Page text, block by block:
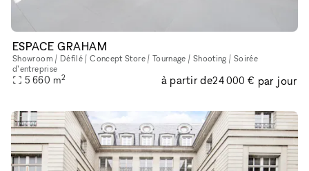
ESPACE GRAHAM
Showroom / Défilé / Concept Store / Tournage / Shooting / Soirée
d’entreprise
5 660 m2 à partir de24 000 € par jour